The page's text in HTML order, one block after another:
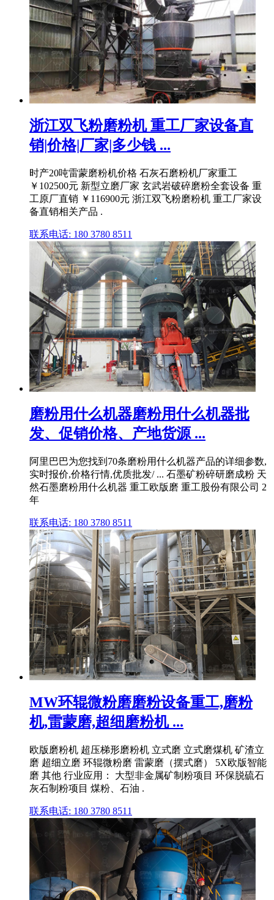
浙江双飞粉磨粉机 重工厂家设备直
销|价格|厂家|多少钱 ...
时产20吨雷蒙磨粉机价格 石灰石磨粉机厂家重工
￥102500元 新型立磨厂家 玄武岩破碎磨粉全套设备 重
工原厂直销 ￥116900元 浙江双飞粉磨粉机 重工厂家设
备直销相关产品 .
联系电话: 180 3780 8511
磨粉用什么机器磨粉用什么机器批
发、促销价格、产地货源 ...
阿里巴巴为您找到70条磨粉用什么机器产品的详细参数,
实时报价,价格行情,优质批发/ ... 石墨矿粉碎研磨成粉 天
然石墨磨粉用什么机器 重工欧版磨 重工股份有限公司 2
年
联系电话: 180 3780 8511
MW环辊微粉磨磨粉设备重工,磨粉
机,雷蒙磨,超细磨粉机 ...
欧版磨粉机 超压梯形磨粉机 立式磨 立式磨煤机 矿渣立
磨 超细立磨 环辊微粉磨 雷蒙磨（摆式磨） 5X欧版智能
磨 其他 行业应用： 大型非金属矿制粉项目 环保脱硫石
灰石制粉项目 煤粉、石油 .
联系电话: 180 3780 8511